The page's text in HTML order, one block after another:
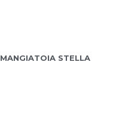
MANGIATOIA STELLA